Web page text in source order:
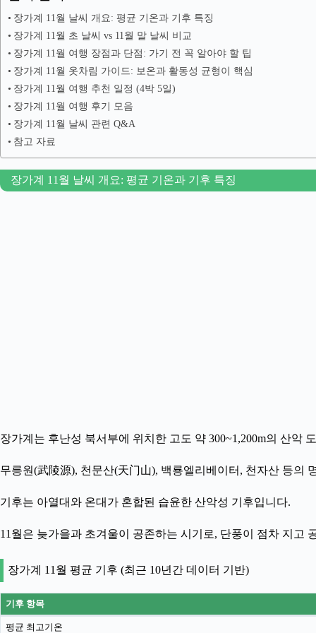
장가계 11월 날씨 개요: 평균 기온과 기후 특징
장가계 11월 초 날씨 vs 11월 말 날씨 비교
장가계 11월 여행 장점과 단점: 가기 전 꼭 알아야 할 팁
장가계 11월 옷차림 가이드: 보온과 활동성 균형이 핵심
장가계 11월 여행 추천 일정 (4박 5일)
장가계 11월 여행 후기 모음
장가계 11월 날씨 관련 Q&A
참고 자료
장가계 11월 날씨 개요: 평균 기온과 기후 특징
장가계는 후난성 북서부에 위치한 고도 약 300~1,200m의 산악
무릉원(武陵源), 천문산(天门山), 백룡엘리베이터, 천자산 등의
기후는 아열대와 온대가 혼합된 습윤한 산악성 기후입니다.
11월은 늦가을과 초겨울이 공존하는 시기로, 단풍이 점차 지고
장가계 11월 평균 기후 (최근 10년간 데이터 기반)
기후 항목
평균 최고기온